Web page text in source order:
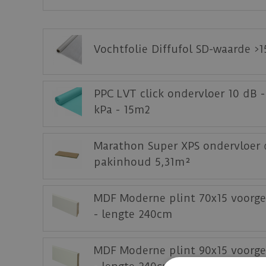
ondervloer (86575).
Toepassing op andere en/of indrukbare
Download
hier het productblad.
Staal aanvragen
Benieuwd hoe deze nieuwe vloer eruit ziet
Vochtfolie Diffufol SD-waarde
PPC LVT click ondervloer 10 dB
kPa - 15m2
Marathon Super XPS
pakinhoud 5,31m²
MDF Moderne plint 70x15
- lengte 240cm
MDF Moderne plint 90x15